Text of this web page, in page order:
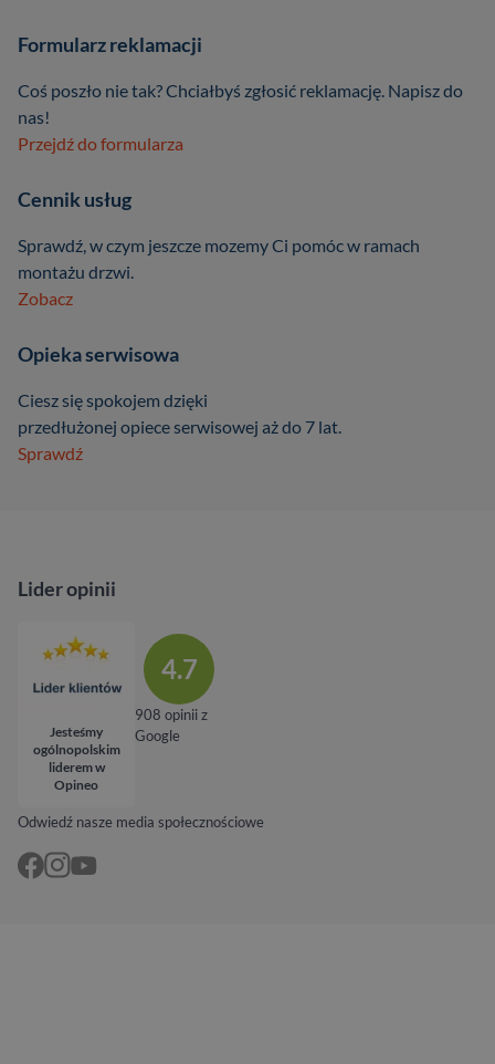
Formularz reklamacji
Coś poszło nie tak? Chciałbyś zgłosić reklamację. Napisz do
nas!
Przejdź do formularza
Cennik usług
Sprawdź, w czym jeszcze mozemy Ci pomóc w ramach
montażu drzwi.
Zobacz
Opieka serwisowa
Ciesz się spokojem dzięki
przedłużonej opiece serwisowej aż do 7 lat.
Sprawdź
Odwiedź nasze media społecznościowe
Lider opinii
Jesteśmy
ogólnopolskim
liderem w
Opineo
4.7
908 opinii z
Google